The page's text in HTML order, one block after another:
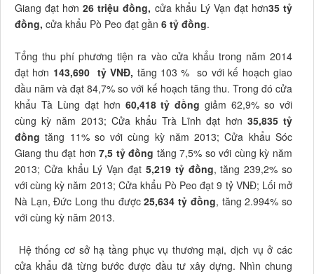
Giang đạt hơn26 triệu đồng, cửa khẩu Lý Vạn đạt hơn35 tỷ
đồng, cửa khẩu Pò Peo đạt gần 6 tỷ đồng.
Tổng thu phí phương tiện ra vào cửa khẩu trong năm 2014
đạt hơn 143,690 tỷVNĐ, tăng 103 % so với kế hoạch giao
đầu năm và đạt 84,7% so với kế hoạch tăng thu. Trong đó cửa
khẩu Tà Lùng đạt hơn 60,418 tỷ đồng giảm 62,9% so với
cùng kỳ năm 2013; Cửa khẩu Trà Lĩnh đạt hơn 35,835 tỷ
đồng tăng 11% so với cùng kỳ năm 2013; Cửa khẩu Sóc
Giang thu đạt hơn7,5 tỷ đồng tăng 7,5% so với cùng kỳ năm
2013; Cửa khẩu Lý Vạn đạt 5,219 tỷ đồng, tăng 239,2% so
với cùng kỳ năm 2013; Cửa khẩu Pò Peo đạt 9 tỷ VNĐ; Lối mở
Nà Lạn, Đức Long thu được25,634 tỷ đồng, tăng 2.994% so
với cùng kỳ năm 2013.
Hệ thống cơ sở hạ tầng phục vụ thương mại, dịch vụ ở các
cửa khẩu đã từng bước được đầu tư xây dựng. Nhìn chung